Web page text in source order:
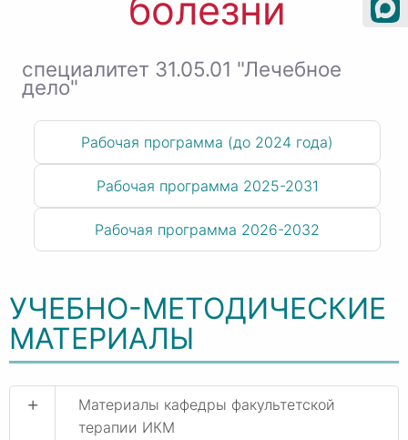
болезни
специалитет 31.05.01 "Лечебное
дело"
Рабочая программа (до 2024 года)
Рабочая программа 2025-2031
Рабочая программа 2026-2032
УЧЕБНО-МЕТОДИЧЕСКИЕ
МАТЕРИАЛЫ
+
Материалы кафедры факультетской
терапии ИКМ